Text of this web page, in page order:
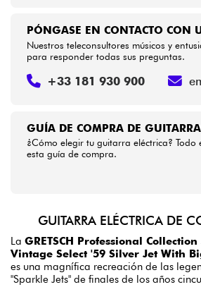
GUÍA DE COMPRA DE
¿Cómo elegir tu guitarra eléctrica? Todo
esta guía de compra.
PÓNGASE EN CONTACTO CON
Nuestros teleconsultores músicos y
para responder todas sus preguntas.
+33 181 930 900
GUITARRA ELÉCTRICA DE
La GRETSCH Professional
Vintage Select '59 Silver Jet With
es una magnífica recreación de las
"Sparkle Jets" de finales de los años